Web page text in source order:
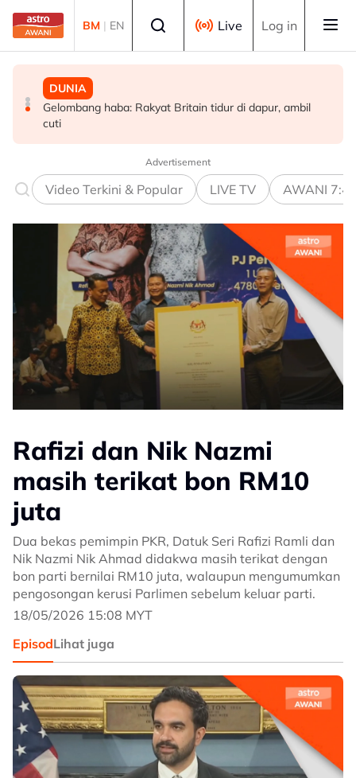
Skip to main content
BM | EN Live Log in
MALAYSIA
Kerjasama dalam Kerajaan Perpaduan kekal utuh, stabil
- Fahmi Fadzil
SUKAN
Era berakhir: John Cena beri penghormatan kepada AJ
Styles, Brock Lesnar
DUNIA
Gelombang haba: Rakyat Britain tidur di dapur, ambil
cuti
Advertisement
Video Terkini & Popular LIVE TV AWANI
Rafizi dan Nik Nazmi
masih terikat bon RM10
juta
Dua bekas pemimpin PKR, Datuk Seri Rafizi Ramli dan
Nik Nazmi Nik Ahmad didakwa masih terikat dengan
bon parti bernilai RM10 juta, walaupun mengumumkan
pengosongan kerusi Parlimen sebelum keluar parti.
18/05/2026 15:08 MYT
EpisodLihat juga